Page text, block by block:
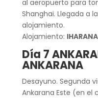
al aeropuerto para
Shanghai. Llegada a
alojamiento.
Alojamiento:
Día 7
ANKARANA
Desayuno. Segunda
Ankarana Este (en el